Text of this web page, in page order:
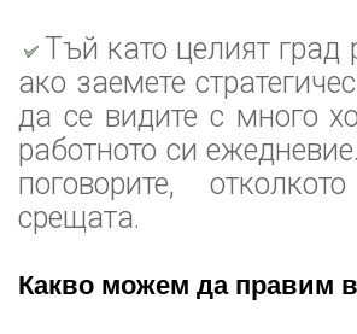
Тъй като целият
ако заемете
да се видите с много
работното си
поговорите,
срещата.
Какво можем да правим